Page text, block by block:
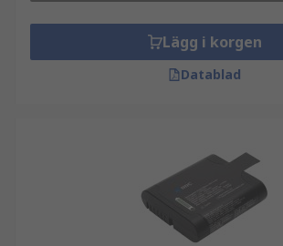
Lägg i korgen
Datablad